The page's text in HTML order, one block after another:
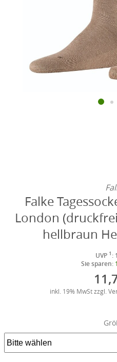
Falke
London
hellbraun
UVP 1 :
Sie sparen:
inkl. 19% MwSt zzgl.